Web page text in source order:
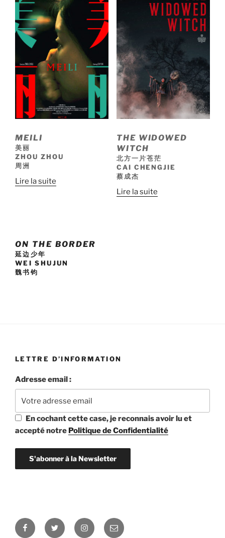
MEILI
美丽
ZHOU ZHOU
周洲
Lire la suite
THE WIDOWED
WITCH
北方一片苍茫
CAI CHENGJIE
蔡成杰
Lire la suite
ON THE BORDER
延边少年
WEI SHUJUN
魏书钧
LETTRE D’INFORMATION
Adresse email :
En cochant cette case, je reconnais avoir lu et
accepté notre Politique de Confidentialité
FacebookTwitter Instagram
E-